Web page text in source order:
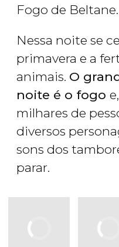
Fogo de Beltane.
Nessa noite se
primavera e a
animais. O
noite é o fogo
milhares de
diversos
sons dos
parar.